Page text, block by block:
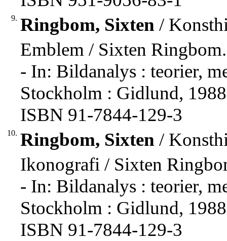
9. Ringbom, Sixten /
Emblem / Sixten Ringbom.
- In: Bildanalys : teorier,
Stockholm : Gidlund,
ISBN 91-7844-129-3
10. Ringbom, Sixten /
Ikonografi / Sixten
- In: Bildanalys : teorier,
Stockholm : Gidlund,
ISBN 91-7844-129-3